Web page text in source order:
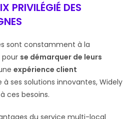
PRIVILÉGIÉ DES
sont constamment à la
se démarquer de leurs
expérience client
à ses solutions innovantes, Widely
ces besoins.